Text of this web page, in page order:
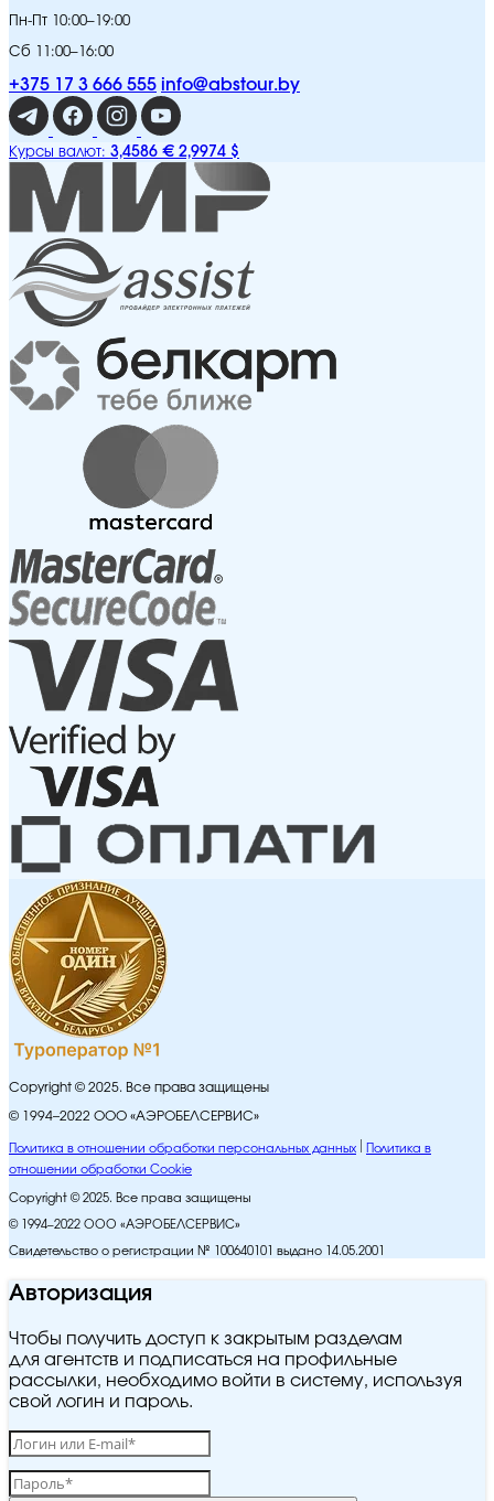
Пн-Пт 10:00–19:00
Сб 11:00–16:00
+375 17 3 666 555 info@abstour.by
Курсы валют: 3,4586 € 2,9974 $
Copyright © 2025. Все права защищены
© 1994–2022 ООО «АЭРОБЕЛСЕРВИС»
Политика в отношении обработки персональных данных
Политика в
отношении обработки Cookie
Copyright © 2025. Все права защищены
© 1994–2022 ООО «АЭРОБЕЛСЕРВИС»
Свидетельство о регистрации № 100640101 выдано 14.05.2001
Авторизация
Чтобы получить доступ к закрытым разделам
для агентств и подписаться на профильные
рассылки, необходимо войти в систему, используя
свой логин и пароль.